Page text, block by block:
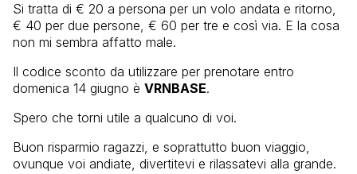
Si tratta di € 20 a persona per un volo andata e ritorno,
€ 40 per due persone, € 60 per tre e così via. E la cosa
non mi sembra affatto male.
Il codice sconto da utilizzare per prenotare entro
domenica 14 giugno è VRNBASE.
Spero che torni utile a qualcuno di voi.
Buon risparmio ragazzi, e soprattutto buon viaggio,
ovunque voi andiate, divertitevi e rilassatevi alla grande.